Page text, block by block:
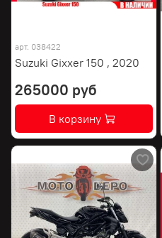
арт. 038422
Suzuki Gixxer 150 , 2020
265000 руб
В корзину